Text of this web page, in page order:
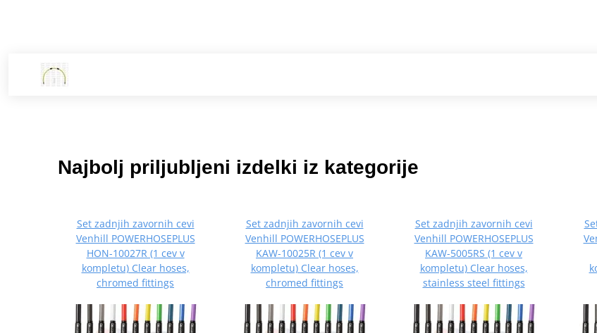
Najbolj priljubljeni izdelki iz kategorije
Set zadnjih zavornih cevi
Venhill POWERHOSEPLUS
HON-10027R (1 cev v
kompletu) Clear hoses,
chromed fittings
Set zadnjih zavornih cevi
Venhill POWERHOSEPLUS
KAW-10025R (1 cev v
kompletu) Clear hoses,
chromed fittings
Set zadnjih zavornih cevi
Venhill POWERHOSEPLUS
KAW-5005RS (1 cev v
kompletu) Clear hoses,
stainless steel fittings